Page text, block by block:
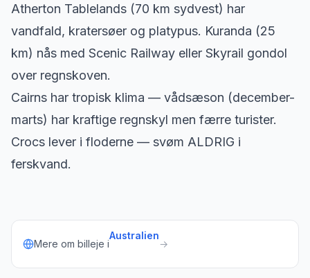
Atherton Tablelands (70 km sydvest) har
vandfald, kratersøer og platypus. Kuranda (25
km) nås med Scenic Railway eller Skyrail gondol
over regnskoven.
Cairns har tropisk klima — vådsæson (december-
marts) har kraftige regnskyl men færre turister.
Crocs lever i floderne — svøm ALDRIG i
ferskvand.
Mere om billeje i
Australien
→